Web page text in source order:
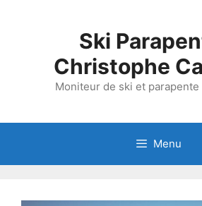
Ski
Christophe
Moniteur de ski et parapente
Menu